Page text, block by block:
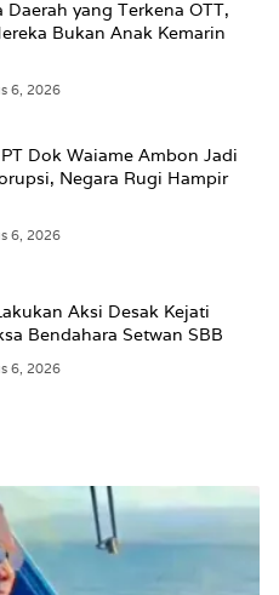
Daerah yang Terkena OTT,
Bukan Anak Kemarin
6, 2026
Dok Waiame Ambon Jadi
Negara Rugi Hampir
6, 2026
Aksi Desak Kejati
Bendahara Setwan SBB
6, 2026